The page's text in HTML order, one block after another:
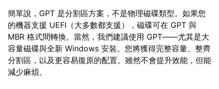
簡單說，GPT 是分割區方案，不是物理磁碟類型。如果您
的機器支援 UEFI（大多數都支援），磁碟可在 GPT 與
MBR 格式間轉換。當然，我們建議使用 GPT——尤其是大
容量磁碟與全新 Windows 安裝。您將獲得完整容量、整齊
分割區，以及更容易復原的配置。雖然不會提升效能，但能
減少麻煩。